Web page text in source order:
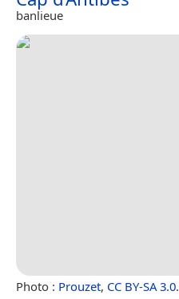
banlieue
Photo : Prouzet, CC BY-SA 3.0.